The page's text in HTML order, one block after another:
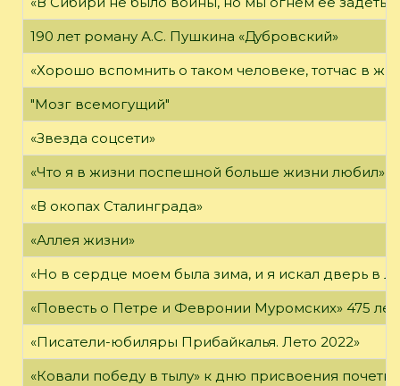
190 лет роману А.С. Пушкина «Дубровский»
«Хорошо вспомнить о таком человеке, тотчас в
"Мозг всемогущий"
«Звезда соцсети»
«Что я в жизни поспешной больше жизни любил»
«В окопах Сталинграда»
«Аллея жизни»
«Но в сердце моем была зима, и я искал дверь в
«Повесть о Петре и Февронии Муромских» 475
«Писатели-юбиляры Прибайкалья. Лето 2022»
«Ковали победу в тылу» к дню присвоения